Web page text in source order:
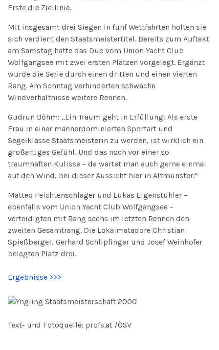
Erste die Ziellinie.
Mit insgesamt drei Siegen in fünf Wettfahrten holten sie
sich verdient den Staatsmeistertitel. Bereits zum Auftakt
am Samstag hatte das Duo vom Union Yacht Club
Wolfgangsee mit zwei ersten Plätzen vorgelegt. Ergänzt
wurde die Serie durch einen dritten und einen vierten
Rang. Am Sonntag verhinderten schwache
Windverhältnisse weitere Rennen.
Gudrun Böhm: „Ein Traum geht in Erfüllung: Als erste
Frau in einer männerdominierten Sportart und
Segelklasse Staatsmeisterin zu werden, ist wirklich ein
großartiges Gefühl. Und das noch vor einer so
traumhaften Kulisse – da wartet man auch gerne einmal
auf den Wind, bei dieser Aussicht hier in Altmünster.“
Matteo Feichtenschlager und Lukas Eigenstuhler –
ebenfalls vom Union Yacht Club Wolfgangsee –
verteidigten mit Rang sechs im letzten Rennen den
zweiten Gesamtrang. Die Lokalmatadore Christian
Spießberger, Gerhard Schlipfinger und Josef Weinhofer
belegten Platz drei.
Ergebnisse >>>
Text- und Fotoquelle: profs.at /ÖSV